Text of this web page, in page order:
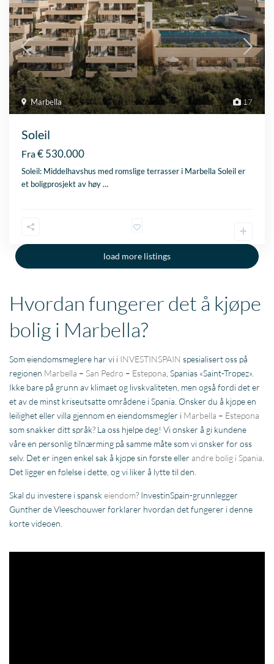
17
Marbella
Soleil
Fra€ 530.000
Soleil: Middelhavshus med romslige terrasser i Marbella Soleil er
et boligprosjekt av høy…
load more listings
Hvordan fungerer det å kjøpe
bolig i Marbella?
Som eiendomsmeglere har vi i INVESTINSPAIN spesialisert oss på
regionen Marbella –San Pedro – Estepona , Spanias «Saint-Tropez».
Ikke bare på grunn av klimaet og livskvaliteten, men også fordi det er
et av de minst kriseutsatte områdene i Spania. Ønsker du å kjøpe en
leilighet eller villa gjennom en eiendomsmegler i Marbella – Estepona
som snakker ditt språk? La oss hjelpe deg! Vi ønsker å gi kundene
våre en personlig tilnærming på samme måte som vi ønsker for oss
selv. Det er ingen enkel sak å kjøpe sin første ellerandre bolig i Spania
Det ligger en følelse i dette, og vi liker å lytte til den.
Skal du investere i spanskeiendom? InvestinSpain-grunnlegger
Gunther de Vleeschouwer forklarer hvordan det fungerer i denne
korte videoen.